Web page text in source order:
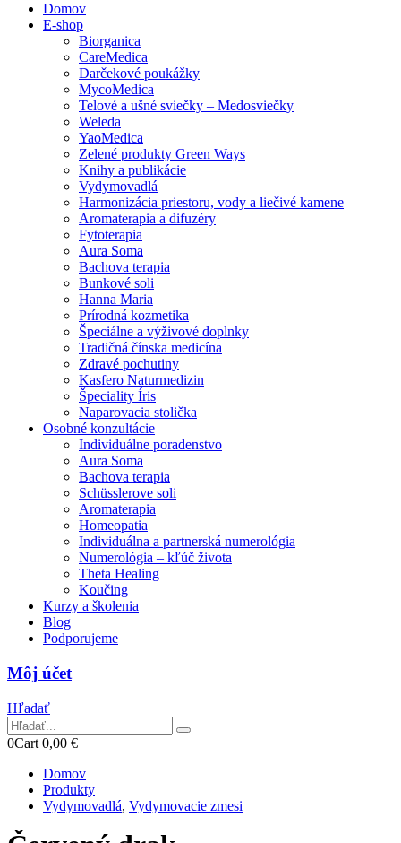
Domov
E-shop
Biorganica
CareMedica
Darčekové poukážky
MycoMedica
Telové a ušné sviečky – Medosviečky
Weleda
YaoMedica
Zelené produkty Green Ways
Knihy a publikácie
Vydymovadlá
Harmonizácia priestoru, vody a liečivé kamene
Aromaterapia a difuzéry
Fytoterapia
Aura Soma
Bachova terapia
Bunkové soli
Hanna Maria
Prírodná kozmetika
Špeciálne a výživové doplnky
Tradičná čínska medicína
Zdravé pochutiny
Kasfero Naturmedizin
Špeciality Íris
Naparovacia stolička
Osobné konzultácie
Individuálne poradenstvo
Aura Soma
Bachova terapia
Schüsslerove soli
Aromaterapia
Homeopatia
Individuálna a partnerská numerológia
Numerológia – kľúč života
Theta Healing
Koučing
Kurzy a školenia
Blog
Podporujeme
Môj účet
Hľadať
0Cart 0,00 €
Domov
Produkty
Vydymovadlá, Vydymovacie zmesi